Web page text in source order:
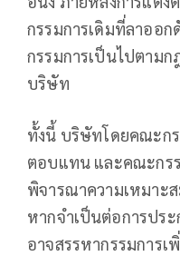
กรรมการเดิมที่ลาออ
กรรมการเป็นไปตาม
บริษัท
ทั้งนี้ บริษัทโดยคณะก
ตอบแทน และคณะกร
พิจารณาความเหมาะ
หากจำเป็นต่อการปร
อาจสรรหากรรมการ